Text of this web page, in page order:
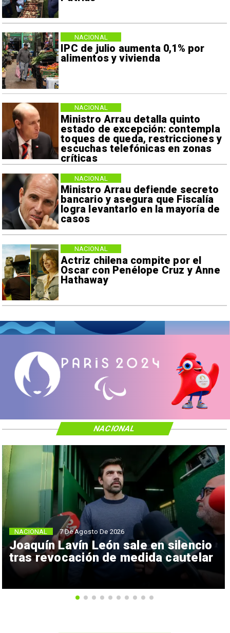
IPC de julio aumenta 0,1% por
alimentos y vivienda
NACIONAL
Ministro Arrau detalla quinto
estado de excepción: contempla
toques de queda, restricciones y
escuchas telefónicas en zonas
críticas
NACIONAL
Ministro Arrau defiende secreto
bancario y asegura que Fiscalía
logra levantarlo en la mayoría de
casos
NACIONAL
Actriz chilena compite por el
Oscar con Penélope Cruz y Anne
Hathaway
NACIONAL
Joaquín Lavín León sale en silencio
tras revocación de medida cautelar
NACIONAL 7 De Agosto De 2026
NACIONAL